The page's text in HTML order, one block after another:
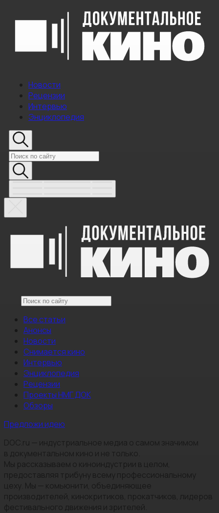
Новости
Рецензии
Интервью
Энциклопедия
Все статьи
Анонсы
Новости
Снимается кино
Интервью
Энциклопедия
Рецензии
Проекты НМГ ДОК
Обзоры
Предложи идею
DOC.ru — индустриальное медиа о самом значимом
в документальном кино и не только.
Мы рассказываем о киноиндустрии в целом,
предоставляя трибуну всему профессиональному
цеху. Мы — комьюнити, объединяющее
производителей, кинокритиков, прокатчиков, лидеров
фестивального движения и зрителей.